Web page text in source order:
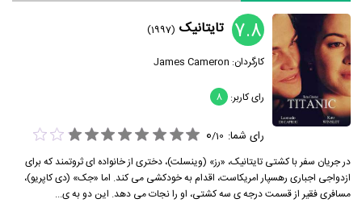
7.8 تایتانیک (1997)
کارگردان: James Cameron
رای کاربر: 8
رای شما: 0/10
در جریان سفر با کشتی تایتانیک، «رز» (وینسلت)، دختری از خانواده ای ثروتمند که برای
ازدواجی اجباری رهسپار امریکاست، اقدام به خودکشی می کند. اما «جک» (دی کاپریو)،
مسافری فقیر از قسمت درجه ی سه کشتی، او را نجات می دهد. این دو به ی...